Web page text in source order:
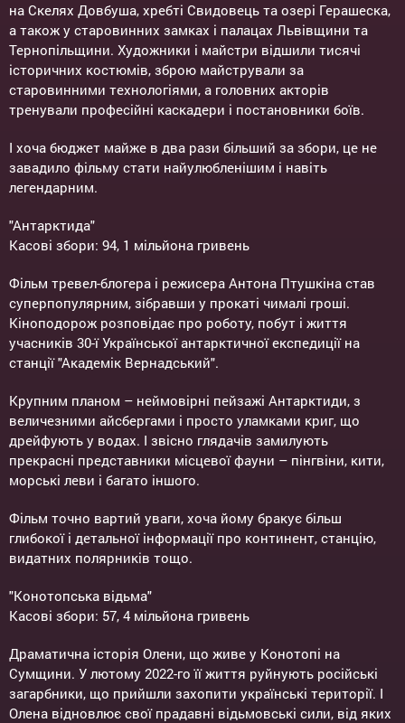
на Скелях Довбуша, хребті Свидовець та озері Герашеска,
а також у старовинних замках і палацах Львівщини та
Тернопільщини. Художники і майстри відшили тисячі
історичних костюмів, зброю майстрували за
старовинними технологіями, а головних акторів
тренували професійні каскадери і постановники боїв.
І хоча бюджет майже в два рази більший за збори, це не
завадило фільму стати найулюбленішим і навіть
легендарним.
"Антарктида"
Касові збори: 94, 1 мільйона гривень
Фільм тревел-блогера і режисера Антона Птушкіна став
суперпопулярним, зібравши у прокаті чималі гроші.
Кіноподорож розповідає про роботу, побут і життя
учасників 30-ї Української антарктичної експедиції на
станції "Академік Вернадський".
Крупним планом – неймовірні пейзажі Антарктиди, з
величезними айсбергами і просто уламками криг, що
дрейфують у водах. І звісно глядачів замилують
прекрасні представники місцевої фауни – пінгвіни, кити,
морські леви і багато іншого.
Фільм точно вартий уваги, хоча йому бракує більш
глибокої і детальної інформації про континент, станцію,
видатних полярників тощо.
"Конотопська відьма"
Касові збори: 57, 4 мільйона гривень
Драматична історія Олени, що живе у Конотопі на
Сумщини. У лютому 2022-го її життя руйнують російські
загарбники, що прийшли захопити українські території. І
Олена відновлює свої прадавні відьмовські сили, від яких